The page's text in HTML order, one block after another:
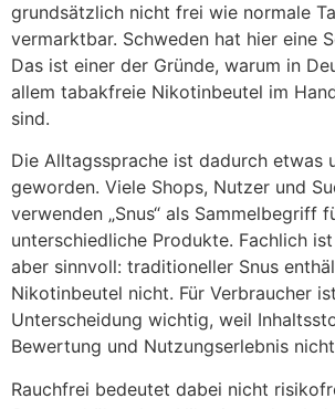
grundsätzlich nicht frei wie normale
vermarktbar. Schweden hat hier eine
Das ist einer der Gründe, warum in
allem tabakfreie Nikotinbeutel im
sind.
Die Alltagssprache ist dadurch etwas
geworden. Viele Shops, Nutzer und
verwenden „Snus“ als Sammelbegriff
unterschiedliche Produkte. Fachlich
aber sinnvoll: traditioneller Snus
Nikotinbeutel nicht. Für Verbraucher
Unterscheidung wichtig, weil
Bewertung und Nutzungserlebnis
Rauchfrei bedeutet dabei nicht